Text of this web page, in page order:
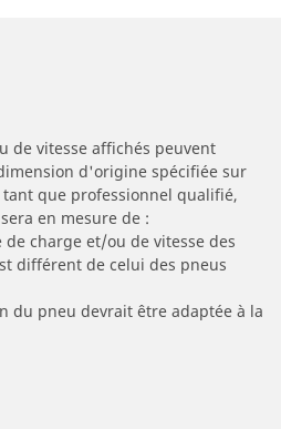
de vitesse affichés peuvent
d'origine spécifiée sur
que professionnel qualifié,
en mesure de :
charge et/ou de vitesse des
différent de celui des pneus
du pneu devrait être adaptée à la